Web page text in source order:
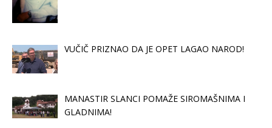
VUČIČ PRIZNAO DA JE OPET LAGAO NAROD!
MANASTIR SLANCI POMAŽE SIROMAŠNIMA I
GLADNIMA!